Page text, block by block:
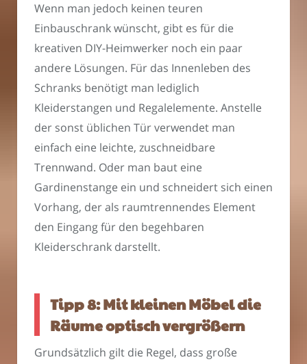
Wenn man jedoch keinen teuren
Einbauschrank wünscht, gibt es für die
kreativen DIY-Heimwerker noch ein paar
andere Lösungen. Für das Innenleben des
Schranks benötigt man lediglich
Kleiderstangen und Regalelemente. Anstelle
der sonst üblichen Tür verwendet man
einfach eine leichte, zuschneidbare
Trennwand. Oder man baut eine
Gardinenstange ein und schneidert sich einen
Vorhang, der als raumtrennendes Element
den Eingang für den begehbaren
Kleiderschrank darstellt.
Tipp 8: Mit kleinen Möbel die
Räume optisch vergrößern
Grundsätzlich gilt die Regel, dass große